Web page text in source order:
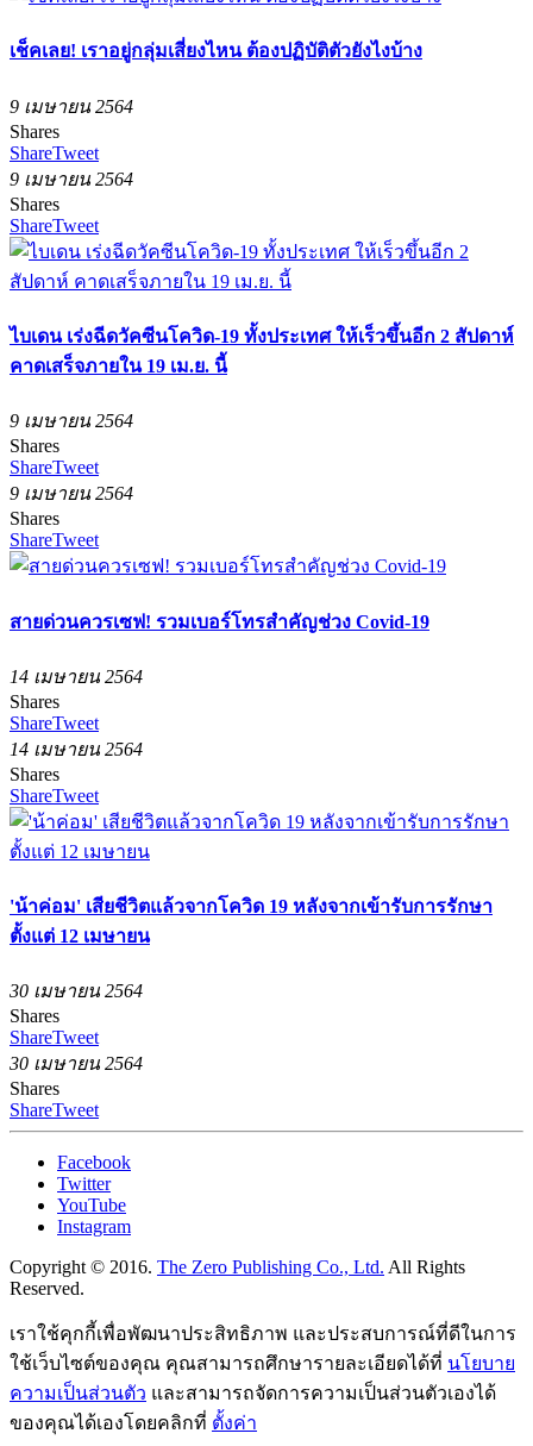
เช็คเลย! เราอยู่กลุ่มเสี่ยงไหน ต้องปฏิบัติตัวยังไงบ้าง
9 เมษายน 2564
Shares
ShareTweet
9 เมษายน 2564
Shares
ShareTweet
ไบเดน เร่งฉีดวัคซีนโควิด-19 ทั้งประเทศ ให้เร็วขึ้นอีก 2 สัปดาห์
คาดเสร็จภายใน 19 เม.ย. นี้
9 เมษายน 2564
Shares
ShareTweet
9 เมษายน 2564
Shares
ShareTweet
สายด่วนควรเซฟ! รวมเบอร์โทรสำคัญช่วง Covid-19
14 เมษายน 2564
Shares
ShareTweet
14 เมษายน 2564
Shares
ShareTweet
'น้าค่อม' เสียชีวิตแล้วจากโควิด 19 หลังจากเข้ารับการรักษา
ตั้งแต่ 12 เมษายน
30 เมษายน 2564
Shares
ShareTweet
30 เมษายน 2564
Shares
ShareTweet
Facebook
Twitter
YouTube
Instagram
Copyright © 2016. The Zero Publishing Co., Ltd. All Rights
Reserved.
เราใช้คุกกี้เพื่อพัฒนาประสิทธิภาพ และประสบการณ์ที่ดีในการ
ใช้เว็บไซต์ของคุณ คุณสามารถศึกษารายละเอียดได้ที่ นโยบาย
ความเป็นส่วนตัว และสามารถจัดการความเป็นส่วนตัวเองได้
ของคุณได้เองโดยคลิกที่ ตั้งค่า